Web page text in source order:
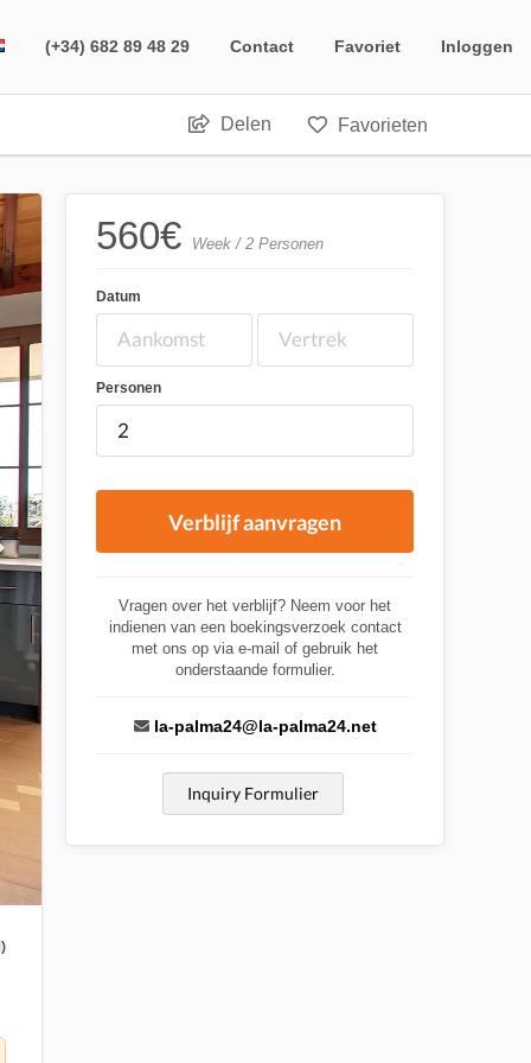
(+34) 682 89 48 29 Contact Favoriet Inloggen
Delen Favorieten
560€ Week / 2 Personen
Datum
Personen
Verblijf aanvragen
Vragen over het verblijf? Neem voor het
indienen van een boekingsverzoek contact
met ons op via e-mail of gebruik het
onderstaande formulier.
la-palma24@la-palma24.net
Inquiry Formulier